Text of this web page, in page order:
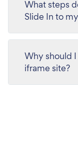
What steps
Slide In to
Why should
iframe site?